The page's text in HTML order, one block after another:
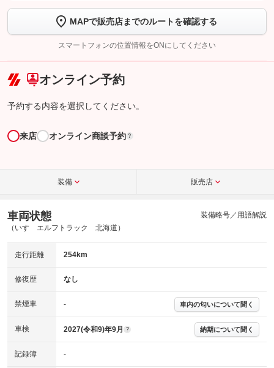
トーク画面で
ボタンをタップして問い合わせを
完了してください。
こちら
MAPで販売店までのルートを確認する
スマートフォンの位置情報をONにしてください
オンライン予約
予約する内容を選択してください。
来店 オンライン商談予約 ?
装備 販売店
車両状態
（いすゞエルフトラック 北海道）
装備略号／用語解説
走行距離 254km
修復歴 なし
禁煙車 - 車内の匂いについて聞く
車検 2027(令和9)年9月 ? 納期について聞く
記録簿 -